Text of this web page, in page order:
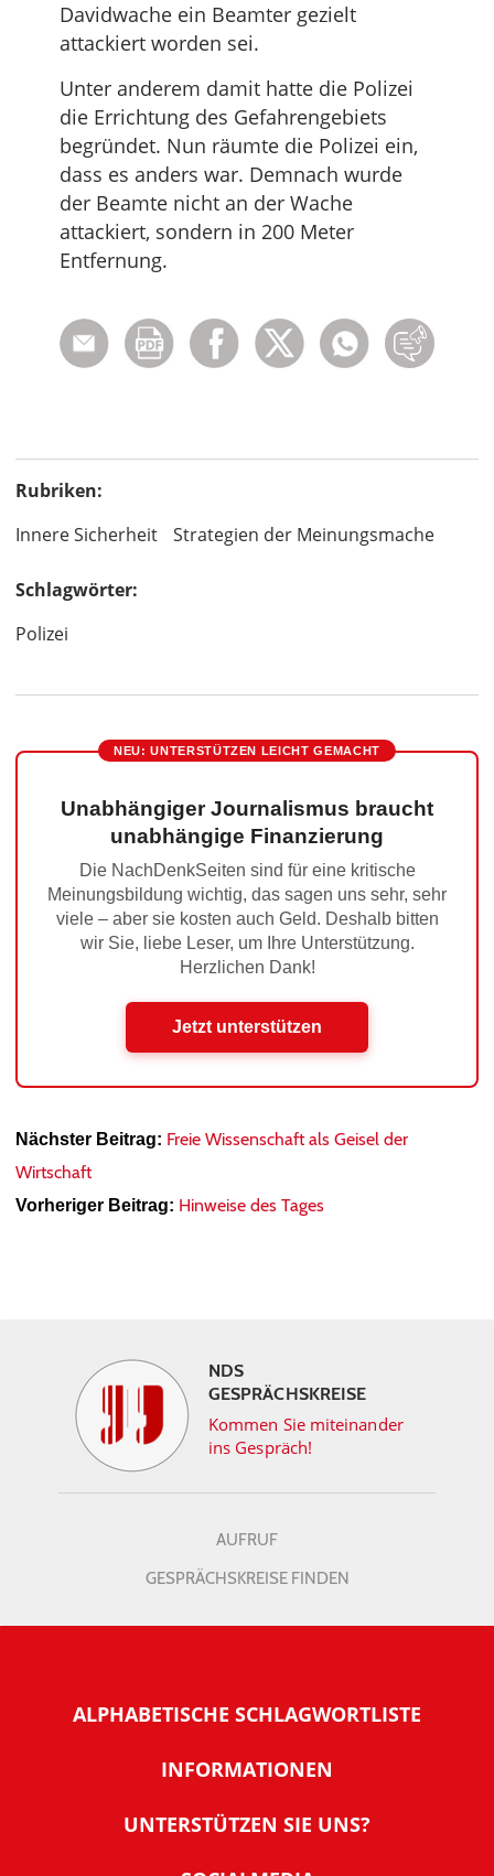
Davidwache ein Beamter gezielt
attackiert worden sei.
Unter anderem damit hatte die Polizei
die Errichtung des Gefahrengebiets
begründet. Nun räumte die Polizei ein,
dass es anders war. Demnach wurde
der Beamte nicht an der Wache
attackiert, sondern in 200 Meter
Entfernung.
Rubriken:
Innere Sicherheit
Strategien der Meinungsmache
Schlagwörter:
Polizei
NEU: UNTERSTÜTZEN LEICHT GEMACHT
Unabhängiger Journalismus braucht
unabhängige Finanzierung
Die NachDenkSeiten sind für eine kritische
Meinungsbildung wichtig, das sagen uns sehr, sehr
viele – aber sie kosten auch Geld. Deshalb bitten
wir Sie, liebe Leser, um Ihre Unterstützung.
Herzlichen Dank!
Jetzt unterstützen
Nächster Beitrag: Freie Wissenschaft als Geisel der
Wirtschaft
Vorheriger Beitrag: Hinweise des Tages
NDS
GESPRÄCHSKREISE
Kommen Sie miteinander
ins Gespräch!
AUFRUF
GESPRÄCHSKREISE FINDEN
ALPHABETISCHE SCHLAGWORTLISTE
INFORMATIONEN
Warum NachDenkSeiten
UNTERSTÜTZEN SIE UNS?